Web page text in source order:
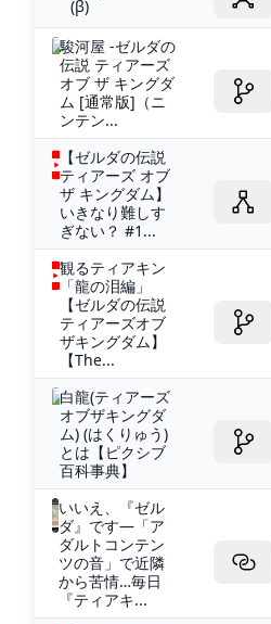
(β)
駿河屋 -ゼルダの
伝説 ティアーズ
オブ ザ キングダ
ム [通常版]（ニ
ンテン...
【ゼルダの伝説
ティアーズ オブ
ザ キングダム】
いきなり難しす
ぎない？ #1...
観るティアキン
「龍の泪編」
【ゼルダの伝説
ティアーズオブ
ザキングダム】
【The...
白龍(ティアーズ
オブザキングダ
ム) (はくりゅう)
とは【ピクシブ
百科事典】
いいえ、『ゼル
ダ』です―「ア
ダルトコンテン
ツの音」で近隣
から苦情…毎日
『ティアキ...